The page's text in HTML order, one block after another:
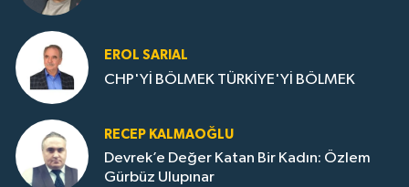
EROL SARIAL
CHP'Yİ BÖLMEK TÜRKİYE'Yİ BÖLMEK
RECEP KALMAOĞLU
Devrek’e Değer Katan Bir Kadın: Özlem
Gürbüz Ulupınar